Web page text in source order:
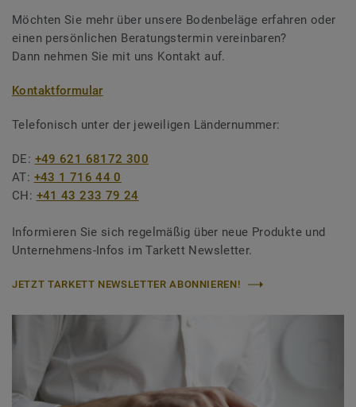
Möchten Sie mehr über unsere Bodenbeläge erfahren oder
einen persönlichen Beratungstermin vereinbaren?
Dann nehmen Sie mit uns Kontakt auf.
Kontaktformular
Telefonisch unter der jeweiligen Ländernummer:
DE: +49 621 68172 300
AT: +43 1 716 44 0
CH: +41 43 233 79 24
Informieren Sie sich regelmäßig über neue Produkte und
Unternehmens-Infos im Tarkett Newsletter.
JETZT TARKETT NEWSLETTER ABONNIEREN!